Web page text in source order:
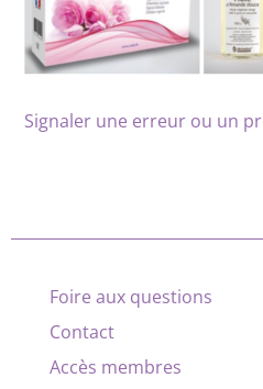
Signaler une erreur ou un
Foire aux questions
Contact
Accès membres